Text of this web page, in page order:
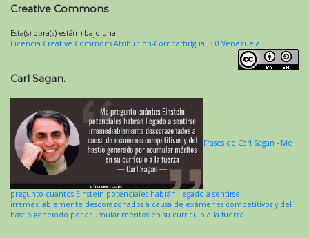
Creative Commons
Esta(s) obra(s) está(n) bajo una
Licencia Creative Commons Atribución-CompartirIgual 3.0 Venezuela.
Carl Sagan.
Frases de Carl Sagan - Me
pregunto cuántos Einstein potenciales habrán llegado a sentirse
irremediablemente descorazonados a causa de exámenes competitivos y del
hastío generado por acumular méritos en su currículo a la fuerza.